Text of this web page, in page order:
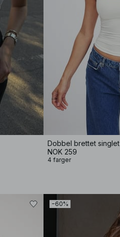
Dobbel brettet singlet
NOK 259
4 farger
−60%